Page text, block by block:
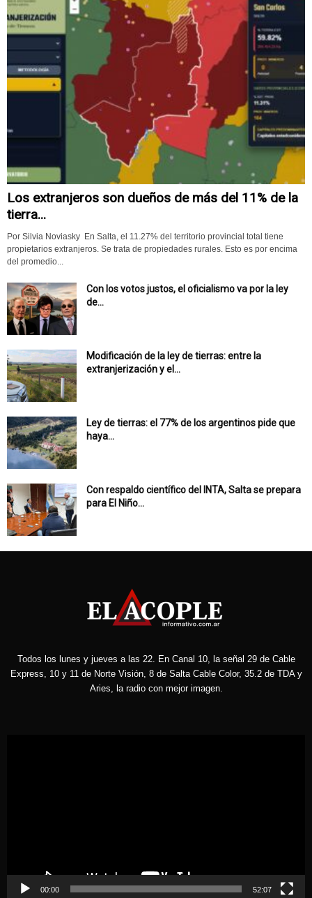
Los extranjeros son dueños de más del 11% de la
tierra...
Por Silvia Noviasky En Salta, el 11.27% del territorio provincial total tiene
propietarios extranjeros. Se trata de propiedades rurales. Esto es por encima
del promedio...
Con los votos justos, el oficialismo va por la ley
de...
Modificación de la ley de tierras: entre la
extranjerización y el...
Ley de tierras: el 77% de los argentinos pide que
haya...
Con respaldo científico del INTA, Salta se prepara
para El Niño...
Todos los lunes y jueves a las 22. En Canal 10, la señal 29 de Cable
Express, 10 y 11 de Norte Visión, 8 de Salta Cable Color, 35.2 de TDA y
Aries, la radio con mejor imagen.
00:00 52:07